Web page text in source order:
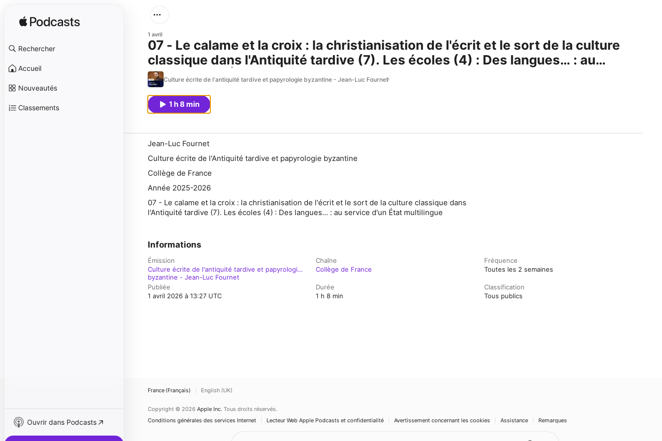
Rechercher
Accueil
Nouveautés
Classements
Ouvrir dans Podcasts
1 avril
07 - Le calame et la croix : la christianisation de l'écrit et le sort de la culture
classique dans l'Antiquité tardive (7). Les écoles (4) : Des langues… : au
service d'un État multilingue
Culture écrite de l'antiquité tardive et papyrologie byzantine - Jean-Luc Fournet
1 h 8 min
Jean-Luc Fournet
Culture écrite de l'Antiquité tardive et papyrologie byzantine
Collège de France
Année 2025-2026
07 - Le calame et la croix : la christianisation de l'écrit et le sort de la culture classique dans
l'Antiquité tardive (7). Les écoles (4) : Des langues… : au service d'un État multilingue
Informations
Émission
Culture écrite de l'antiquité tardive et papyrologie
byzantine - Jean-Luc Fournet
Chaîne
Collège de France
Fréquence
Toutes les 2 semaines
Publiée
1 avril 2026 à 13:27 UTC
Durée
1 h 8 min
Classification
Tous publics
France (Français) English (UK)
Copyright © 2026 Apple Inc. Tous droits réservés.
Conditions générales des services Internet
Lecteur Web Apple Podcasts et confidentialité Avertissement concernant les cookies Assistance Remarques